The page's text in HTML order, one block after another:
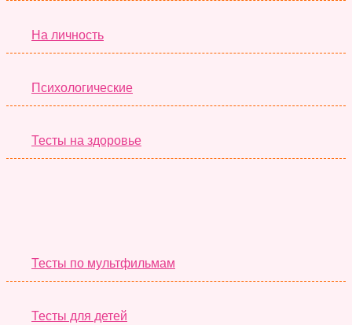
На личность
Психологические
Тесты на здоровье
Тесты по мультфильмам
Тесты для детей